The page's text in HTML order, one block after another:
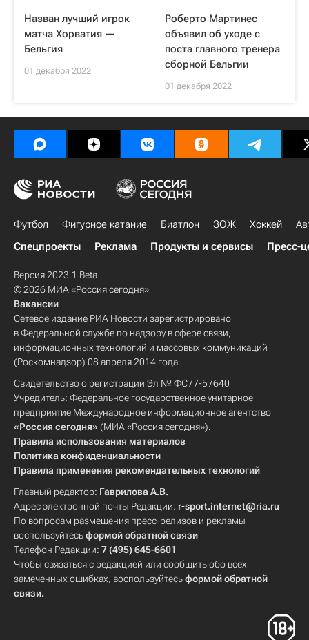
Назван лучший игрок
матча Хорватия —
Бельгия
01 декабря 2022
Роберто Мартинес
объявил об уходе с
поста главного тренера
сборной Бельгии
01 декабря 2022
Футбол Фигурное катание Биатлон ЗОЖ Хоккей
Спецпроекты
Реклама Продукты и сервисы Пресс-
Версия 2023.1 Beta
© 2026 МИА «Россия сегодня»
Вакансии
Сетевое издание РИА Новости зарегистрировано
в Федеральной службе по надзору в сфере связи,
информационных технологий и массовых коммуникаций
(Роскомнадзор) 08 апреля 2014 года.
Свидетельство о регистрации Эл № ФС77-57640
Учредитель: Федеральное государственное унитарное
предприятие Международное информационное агентство
«Россия сегодня» (МИА «Россия сегодня»).
Правила использования материалов
Политика конфиденциальности
Правила применения рекомендательных технологий
Главный редактор: Гаврилова А.В.
Адрес электронной почты Редакции: r-sport.internet@ria.ru
По вопросам размещения пресс-релизов и рекламы
воспользуйтесьформой обратной связи
Телефон Редакции: 7 (495) 645-6601
Чтобы связаться с редакцией или сообщить обо всех
замеченных ошибках, воспользуйтесьформой обратной
связи.